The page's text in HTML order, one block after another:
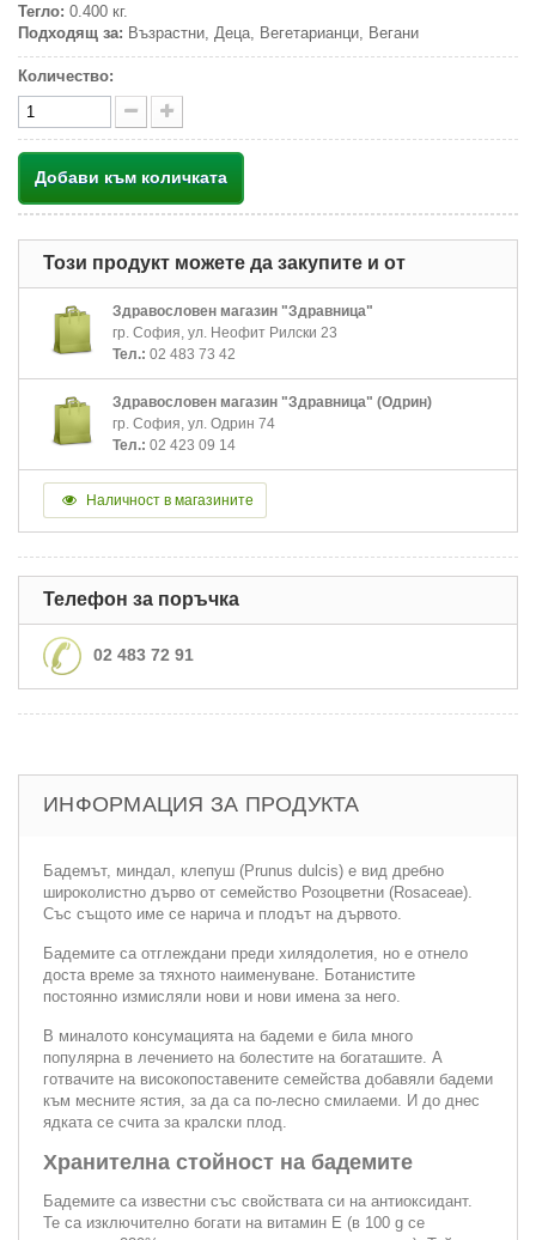
Тегло: 0.400 кг.
Подходящ за: Възрастни, Деца, Вегетарианци, Вегани
Количество:
Добави към количката
Този продукт можете да закупите и от
Здравословен магазин "Здравница"
гр. София, ул. Неофит Рилски 23
Тел.: 02 483 73 42
Здравословен магазин "Здравница" (Одрин)
гр. София, ул. Одрин 74
Тел.: 02 423 09 14
Наличност в магазините
Телефон за поръчка
02 483 72 91
ИНФОРМАЦИЯ ЗА ПРОДУКТА
Бадемът, миндал, клепуш (Prunus dulcis) е вид дребно
широколистно дърво от семейство Розоцветни (Rosaceae).
Със същото име се нарича и плодът на дървото.
Бадемите са отглеждани преди хилядолетия, но е отнело
доста време за тяхното наименуване. Ботанистите
постоянно измисляли нови и нови имена за него.
В миналото консумацията на бадеми е била много
популярна в лечението на болестите на богаташите. А
готвачите на високопоставените семейства добавяли бадеми
към месните ястия, за да са по-лесно смилаеми. И до днес
ядката се счита за кралски плод.
Хранителна стойност на бадемите
Бадемите са известни със свойствата си на антиоксидант.
Те са изключително богати на витамин Е (в 100 g се